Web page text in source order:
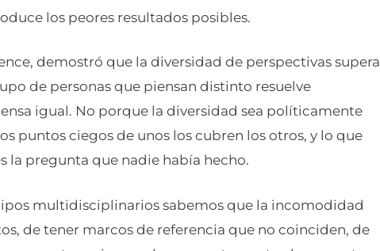
los peores resultados posibles.
demostró que la diversidad de perspectivas supera
de personas que piensan distinto resuelve
igual. No porque la diversidad sea políticamente
puntos ciegos de unos los cubren los otros, y lo que
la pregunta que nadie había hecho.
multidisciplinarios sabemos que la incomodidad
de tener marcos de referencia que no coinciden, de